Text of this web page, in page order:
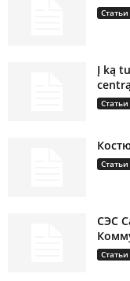
Статьи
Į ką
centrą
Статьи
Статьи
СЭС
Статьи